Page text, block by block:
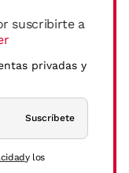
suscribirte a
privadas y
Suscríbete
y los